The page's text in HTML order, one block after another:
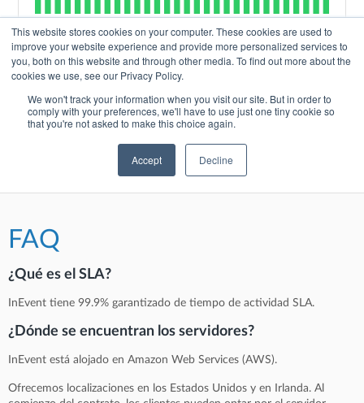
FAQ
¿Qué es el SLA?
InEvent tiene 99.9% garantizado de tiempo de actividad SLA.
¿Dónde se encuentran los servidores?
InEvent está alojado en Amazon Web Services (AWS).
Ofrecemos localizaciones en los Estados Unidos y en Irlanda. Al